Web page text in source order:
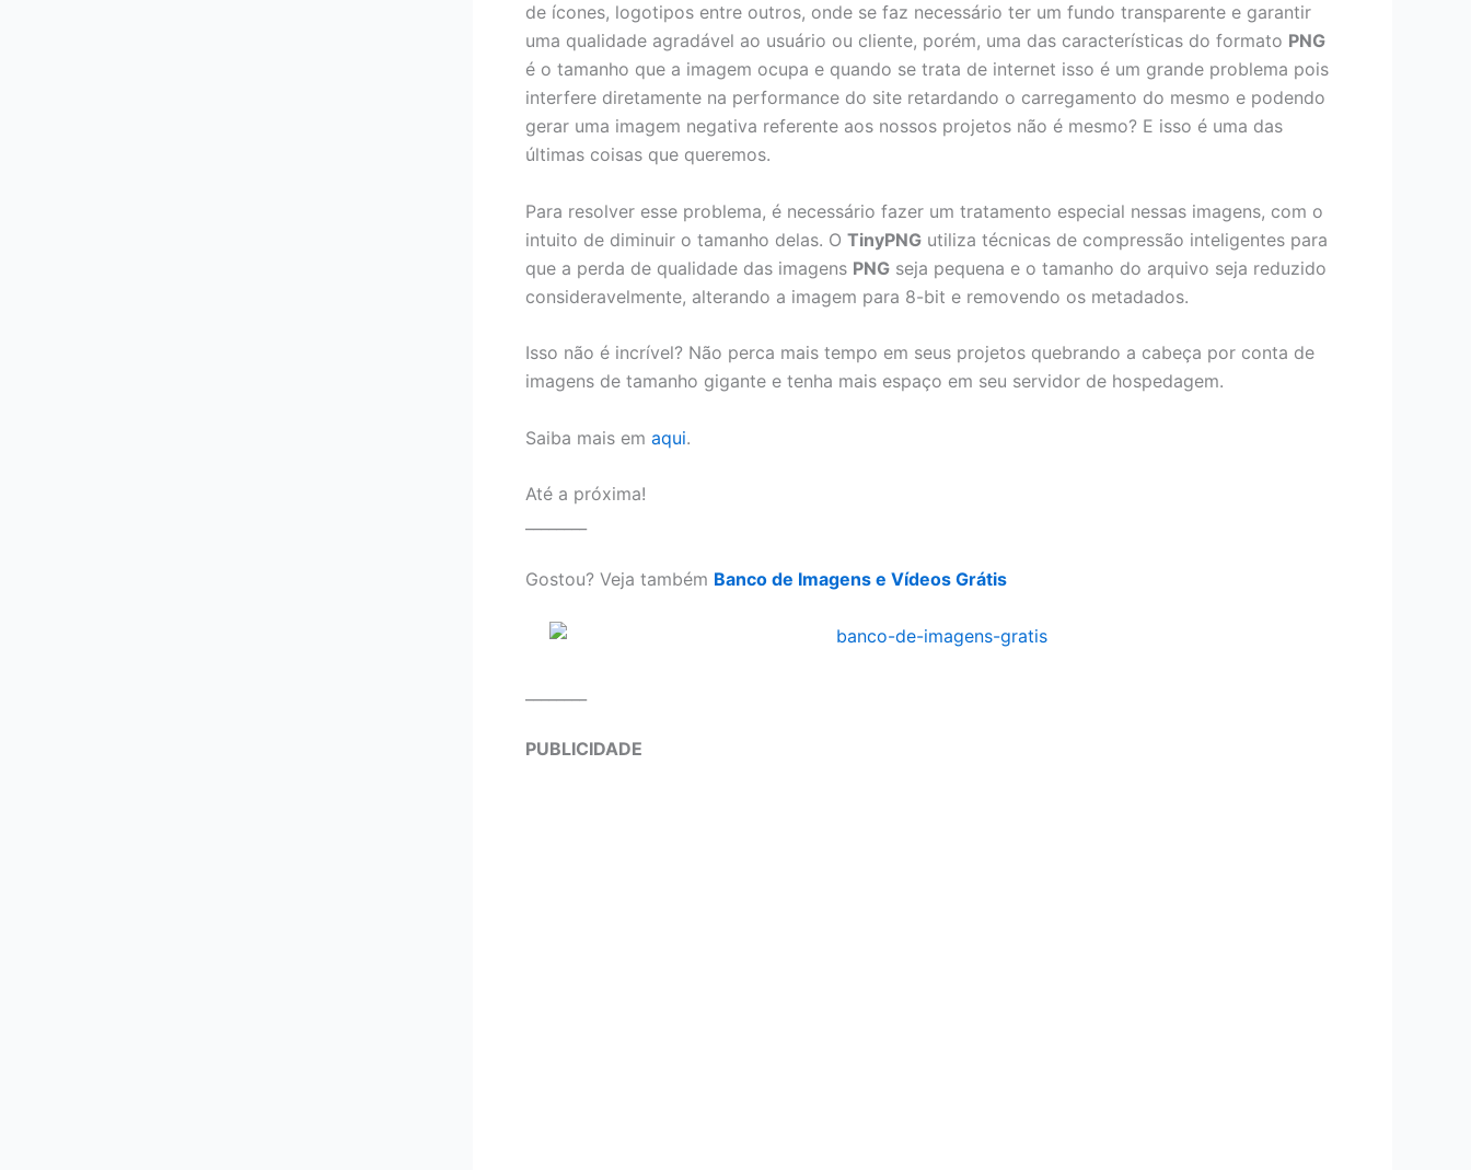
de ícones, logotipos entre outros, onde se faz necessário ter um fundo transparente e garantir
uma qualidade agradável ao usuário ou cliente, porém, uma das características do formato PNG
é o tamanho que a imagem ocupa e quando se trata de internet isso é um grande problema pois
interfere diretamente na performance do site retardando o carregamento do mesmo e podendo
gerar uma imagem negativa referente aos nossos projetos não é mesmo? E isso é uma das
últimas coisas que queremos.
Para resolver esse problema, é necessário fazer um tratamento especial nessas imagens, com o
intuito de diminuir o tamanho delas. O TinyPNG utiliza técnicas de compressão inteligentes para
que a perda de qualidade das imagens PNG seja pequena e o tamanho do arquivo seja reduzido
consideravelmente, alterando a imagem para 8-bit e removendo os metadados.
Isso não é incrível? Não perca mais tempo em seus projetos quebrando a cabeça por conta de
imagens de tamanho gigante e tenha mais espaço em seu servidor de hospedagem.
Saiba mais em aqui.
Até a próxima!
Gostou? Veja também Banco de Imagens e Vídeos Grátis
PUBLICIDADE